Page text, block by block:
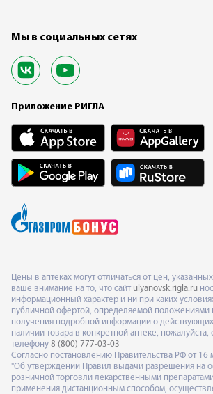
Мы в социальных сетях
Приложение РИГЛА
Цены в аптеках могут отличаться от цен,
ваше внимание на то, что сайт ulyanovsk.rigla.ru
информационный характер и ни при каких
публичной офертой, определяемой положениями
получения подробной информации о
наличии товара в конкретной аптеке,
телефону 8 (800) 777-03-03
Согласно постановлению Правительства РФ от 16
"Об утверждении Правил выдачи разрешения на
розничной торговли лекарственными
применения дистанционным способом,